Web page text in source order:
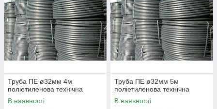
Труба ПЕ ø32мм 4м
поліетиленова технічна
В наявності
Труба ПЕ ø32мм 5м
поліетиленова технічна
В наявності